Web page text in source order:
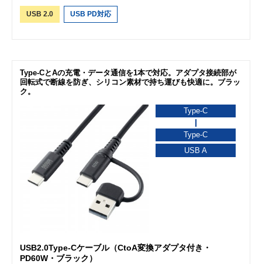
USB 2.0 USB PD対応
Type-CとAの充電・データ通信を1本で対応。アダプタ接続部が
回転式で断線を防ぎ、シリコン素材で持ち運びも快適に。ブラッ
ク。
Type-C
Type-C
USB A
USB2.0Type-Cケーブル（CtoA変換アダプタ付き・
PD60W・ブラック）